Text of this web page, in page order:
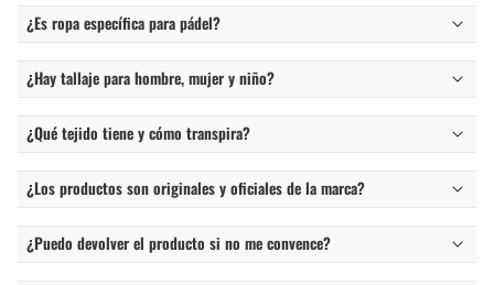
¿Es ropa específica para pádel?
¿Hay tallaje para hombre, mujer y niño?
¿Qué tejido tiene y cómo transpira?
¿Los productos son originales y oficiales de la marca?
¿Puedo devolver el producto si no me convence?